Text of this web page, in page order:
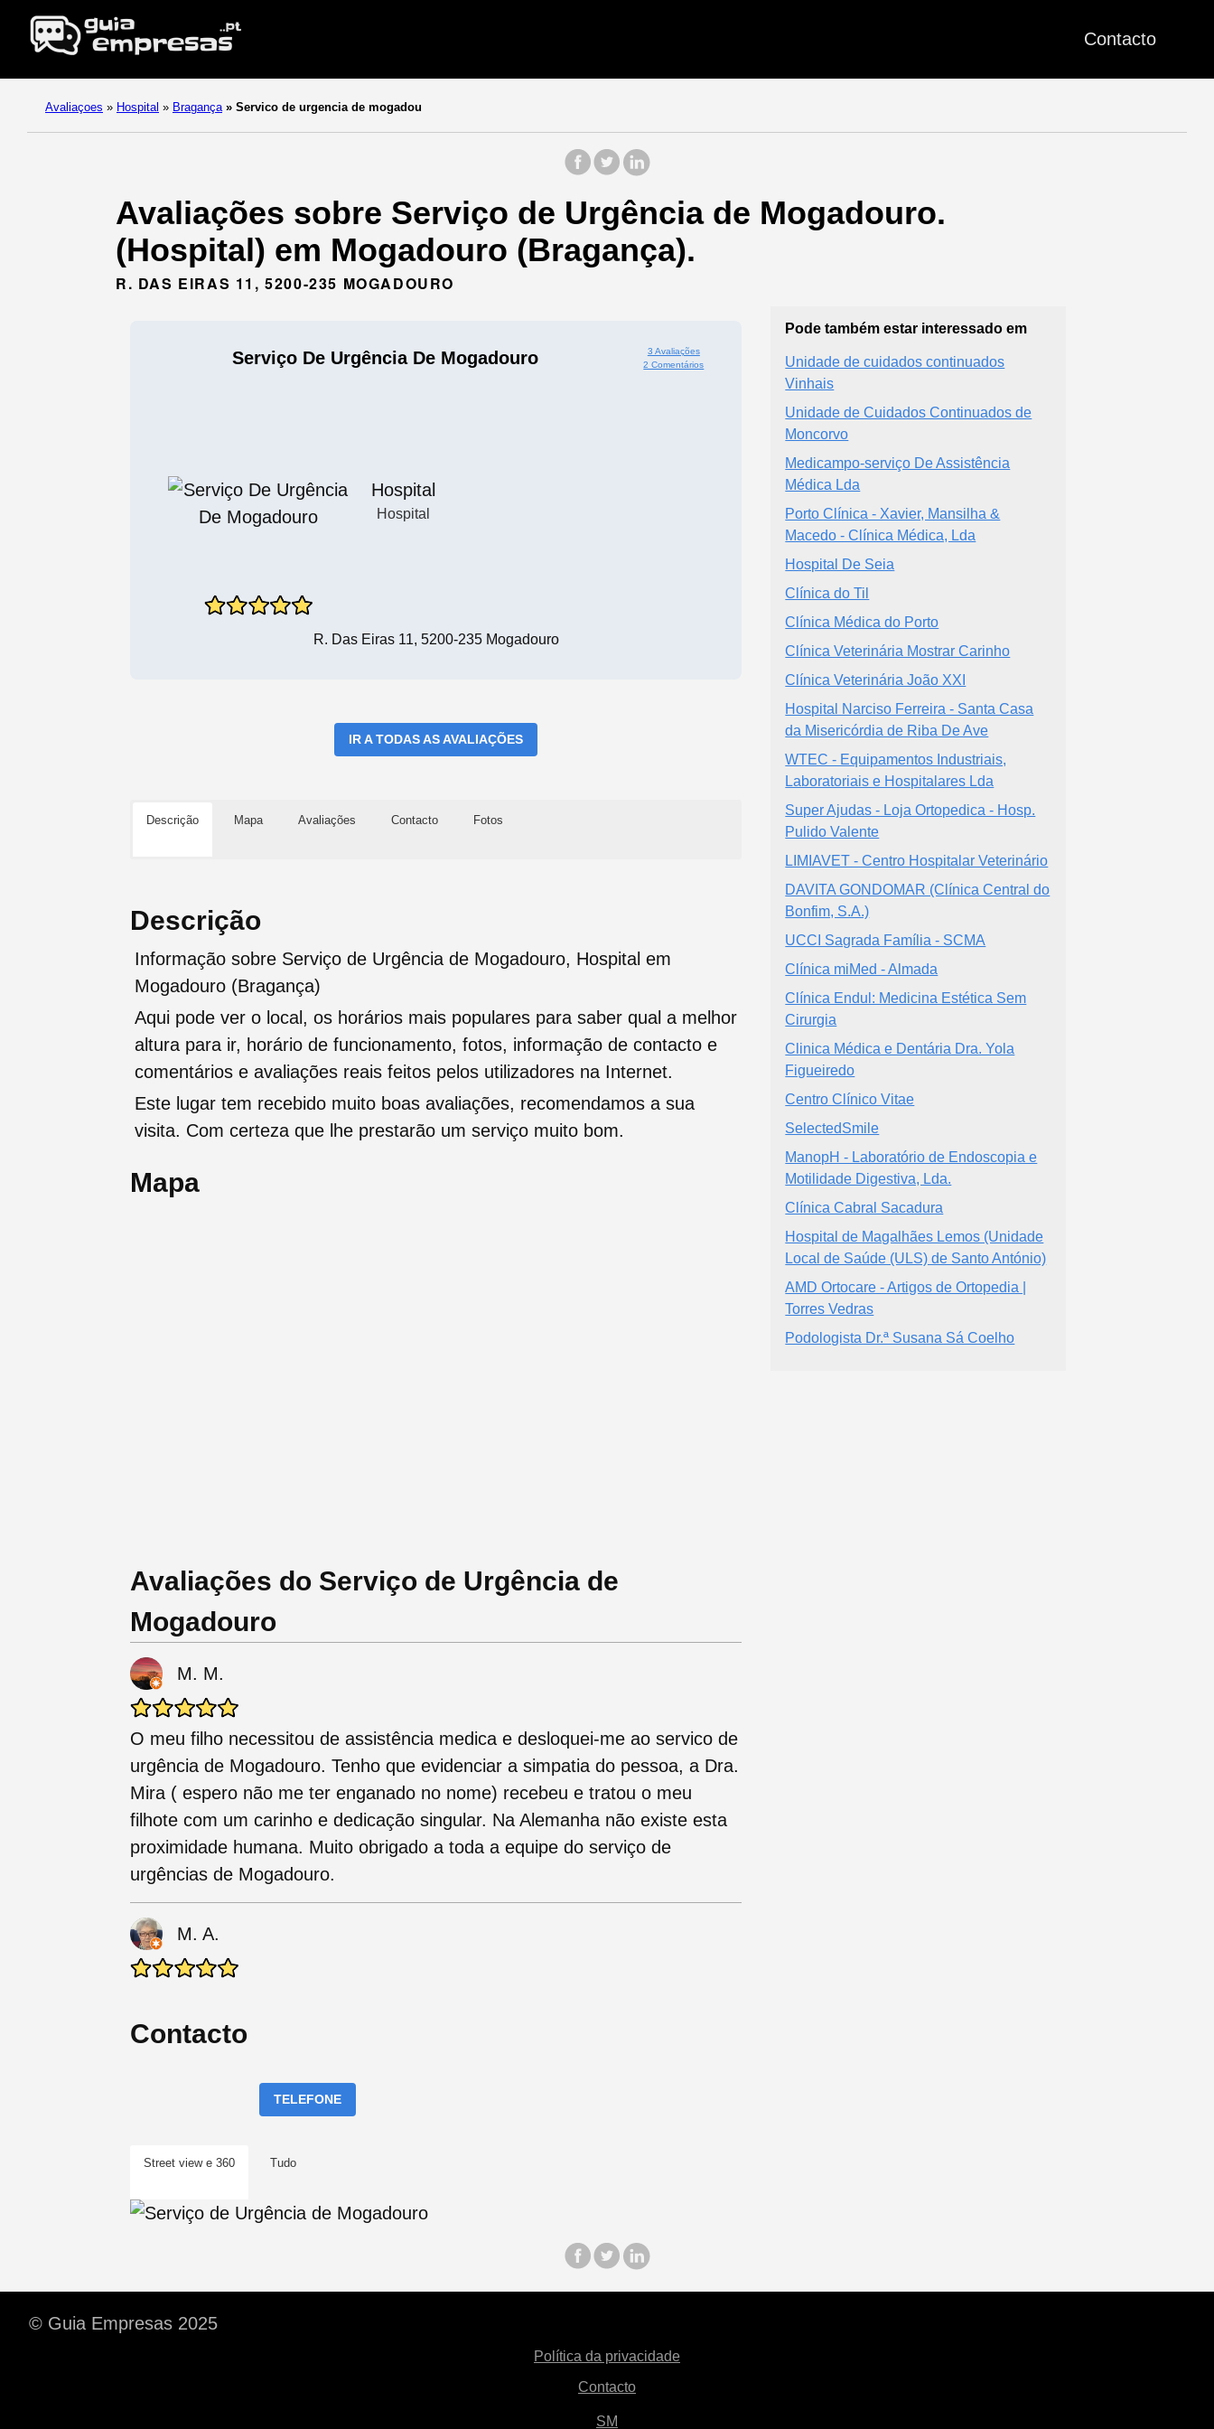
Contacto
Avaliaçoes » Hospital » Bragança » Servico de urgencia de mogadou
Avaliações sobre Serviço de Urgência de Mogadouro.
(Hospital) em Mogadouro (Bragança).
R. DAS EIRAS 11, 5200-235 MOGADOURO
Serviço De Urgência De Mogadouro
3 Avaliações
2 Comentários
Hospital
Hospital
R. Das Eiras 11, 5200-235 Mogadouro
IR A TODAS AS AVALIAÇÕES
Descrição Mapa Avaliações Contacto Fotos
Descrição
Informação sobre Serviço de Urgência de Mogadouro, Hospital em
Mogadouro (Bragança)
Aqui pode ver o local, os horários mais populares para saber qual a melhor
altura para ir, horário de funcionamento, fotos, informação de contacto e
comentários e avaliações reais feitos pelos utilizadores na Internet.
Este lugar tem recebido muito boas avaliações, recomendamos a sua
visita. Com certeza que lhe prestarão um serviço muito bom.
Mapa
Avaliações do Serviço de Urgência de
Mogadouro
M. M.
O meu filho necessitou de assistência medica e desloquei-me ao servico de
urgência de Mogadouro. Tenho que evidenciar a simpatia do pessoa, a Dra.
Mira ( espero não me ter enganado no nome) recebeu e tratou o meu
filhote com um carinho e dedicação singular. Na Alemanha não existe esta
proximidade humana. Muito obrigado a toda a equipe do serviço de
urgências de Mogadouro.
M. A.
Contacto
TELEFONE
Street view e 360 Tudo
Pode também estar interessado em
Unidade de cuidados continuados
Vinhais
Unidade de Cuidados Continuados de
Moncorvo
Medicampo-serviço De Assistência
Médica Lda
Porto Clínica - Xavier, Mansilha &
Macedo - Clínica Médica, Lda
Hospital De Seia
Clínica do Til
Clínica Médica do Porto
Clínica Veterinária Mostrar Carinho
Clínica Veterinária João XXI
Hospital Narciso Ferreira - Santa Casa
da Misericórdia de Riba De Ave
WTEC - Equipamentos Industriais,
Laboratoriais e Hospitalares Lda
Super Ajudas - Loja Ortopedica - Hosp.
Pulido Valente
LIMIAVET - Centro Hospitalar Veterinário
DAVITA GONDOMAR (Clínica Central do
Bonfim, S.A.)
UCCI Sagrada Família - SCMA
Clínica miMed - Almada
Clínica Endul: Medicina Estética Sem
Cirurgia
Clinica Médica e Dentária Dra. Yola
Figueiredo
Centro Clínico Vitae
SelectedSmile
ManopH - Laboratório de Endoscopia e
Motilidade Digestiva, Lda.
Clínica Cabral Sacadura
Hospital de Magalhães Lemos (Unidade
Local de Saúde (ULS) de Santo António)
AMD Ortocare - Artigos de Ortopedia |
Torres Vedras
Podologista Dr.ª Susana Sá Coelho
© Guia Empresas 2025
Política da privacidade
Contacto
SM